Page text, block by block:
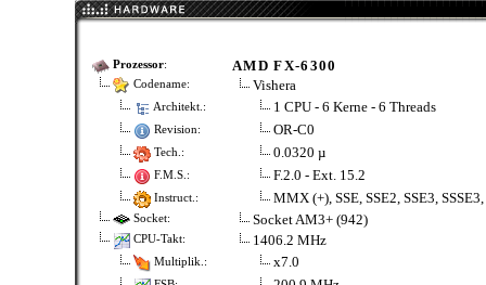
Prozessor: AMD FX-6300
Codename: Vishera
Architekt.: 1 CPU - 6 Kerne - 6 Threads
Revision: OR-C0
Tech.: 0.0320 µ
F.M.S.: F.2.0 - Ext. 15.2
Instruct.: MMX (+), SSE, SSE2, SSE3,
Socket: Socket AM3+ (942)
CPU-Takt: 1406.2 MHz
Multiplik.: x7.0